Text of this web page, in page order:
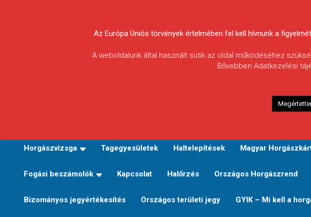
Körösvidéki Horgász
Egyesületek
Horgászvizsga Tagegyesületek Haltelepítések Magyar
Fogási beszámolók Kapcsolat Halőrzés Országos Horgászrend
Bizományos jegyértékesítés Országos területi jegy GYIK – Mi kell a
Az Európa Uniós törvények értelmében fel kell hívnunk a
A weboldalunk által használt sütik az oldal működéséhez
Bővebben Adatkezelési